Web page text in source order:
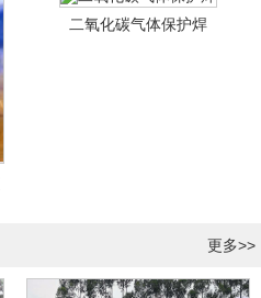
二氧化碳气体保护焊
更多>>